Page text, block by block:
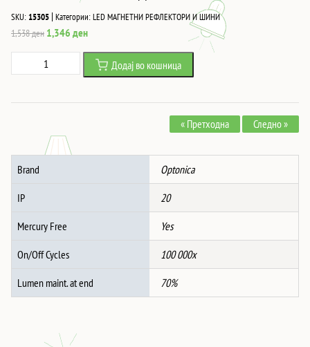
SKU:15305 | Категории:LED МАГНЕТНИ РЕФЛЕКТОРИ И ШИНИ
1,538ден Original
was:
1,538 ден.
1,346 денCurrent
price
1,346 ден.
ШИНСКИ
количина
Додај во кошница
« Претходна Следно »
Brand Optonica
IP 20
Mercury Free Yes
On/Off Cycles 100 000x
Lumen maint. at end 70%